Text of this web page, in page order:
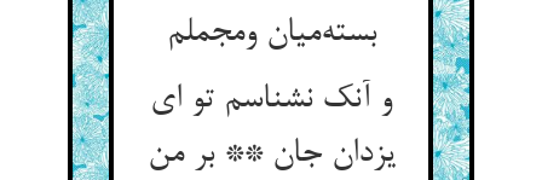
بسته‌میان ومجملم
و آنک نشناسم تو ای
یزدان جان ** بر من